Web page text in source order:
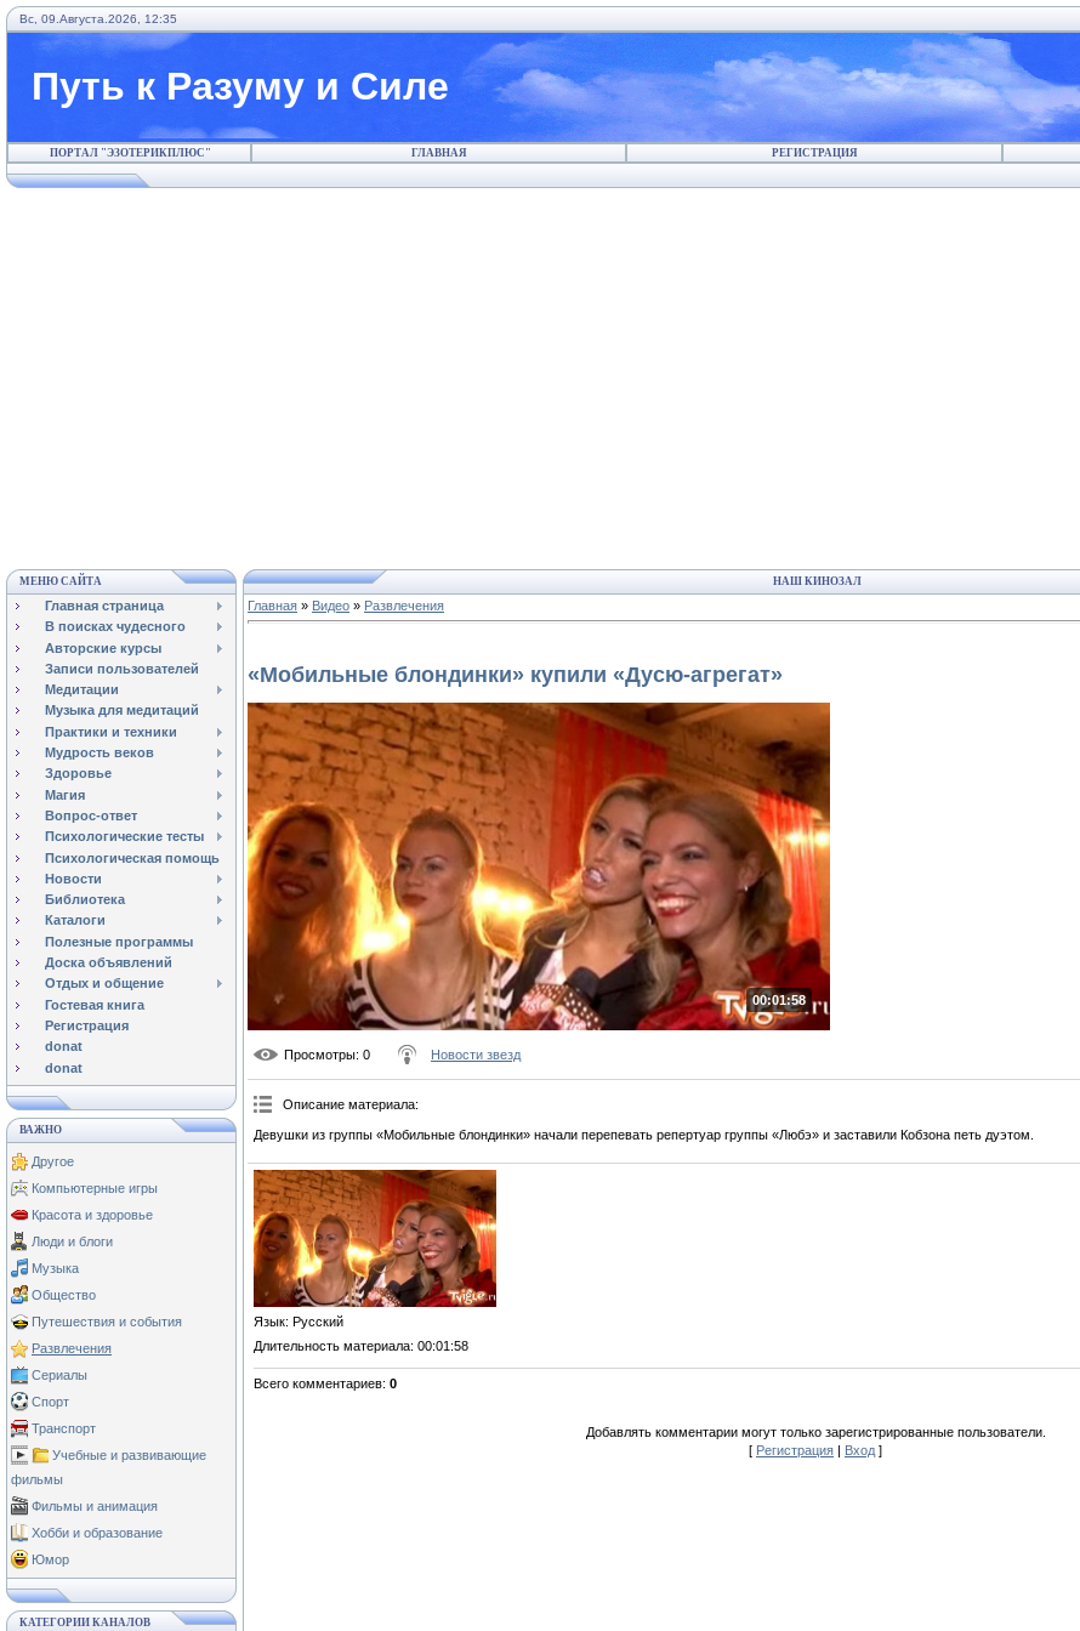
Вс, 09.Августа.2026, 12:35
Путь к Разуму и Силе
ПОРТАЛ "ЭЗОТЕРИКПЛЮС" ГЛАВНАЯ РЕГИСТРАЦИЯ
МЕНЮ САЙТА
Главная страница
В поисках чудесного
Авторские курсы
Записи пользователей
Медитации
Музыка для медитаций
Практики и техники
Мудрость веков
Здоровье
Магия
Вопрос-ответ
Психологические тесты
Психологическая помощь
Новости
Библиотека
Каталоги
Полезные программы
Доска объявлений
Отдых и общение
Гостевая книга
Регистрация
donat
donat
ВАЖНО
Другое
Компьютерные игры
Красота и здоровье
Люди и блоги
Музыка
Общество
Путешествия и события
Развлечения
Сериалы
Спорт
Транспорт
Учебные и развивающие
фильмы
Фильмы и анимация
Хобби и образование
Юмор
КАТЕГОРИИ КАНАЛОВ
НАШ КИНОЗАЛ
Главная » Видео » Развлечения
«Мобильные блондинки» купили «Дусю-агрегат»
00:01:58
Просмотры: 0 Новости звезд
Описание материала:
Девушки из группы «Мобильные блондинки» начали перепевать репертуар группы «Любэ» и заставили Кобзона петь дуэтом.
Язык: Русский
Длительность материала: 00:01:58
Всего комментариев: 0
Добавлять комментарии могут только зарегистрированные пользователи.
[ Регистрация | Вход ]